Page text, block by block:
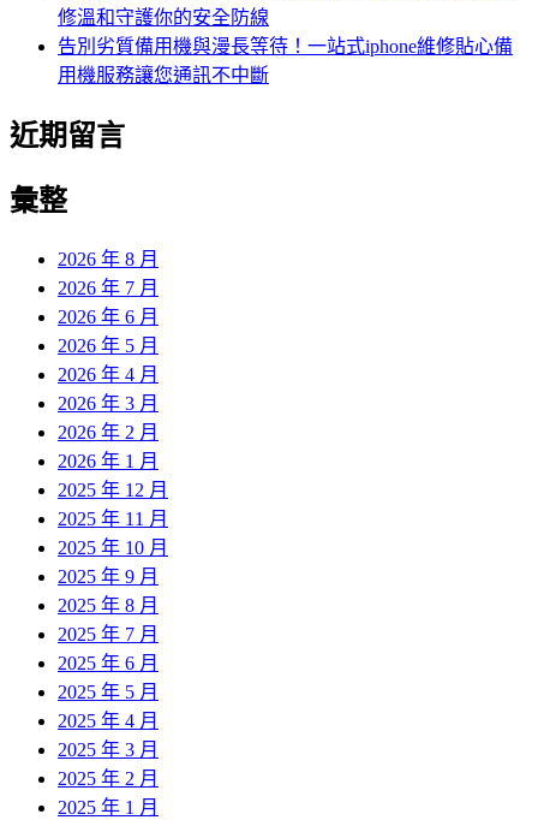
修溫和守護你的安全防線
告別劣質備用機與漫長等待！一站式iphone維修貼心備
用機服務讓您通訊不中斷
近期留言
彙整
2026 年 8 月
2026 年 7 月
2026 年 6 月
2026 年 5 月
2026 年 4 月
2026 年 3 月
2026 年 2 月
2026 年 1 月
2025 年 12 月
2025 年 11 月
2025 年 10 月
2025 年 9 月
2025 年 8 月
2025 年 7 月
2025 年 6 月
2025 年 5 月
2025 年 4 月
2025 年 3 月
2025 年 2 月
2025 年 1 月